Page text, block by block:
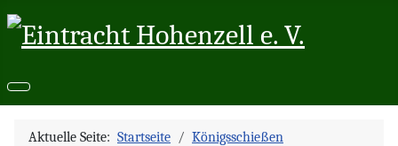
Aktuelle Seite: Startseite
Königsschießen